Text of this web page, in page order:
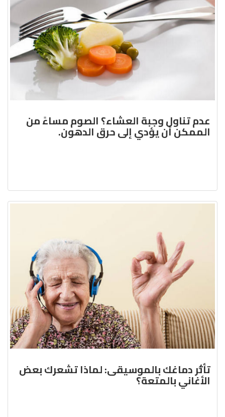
عدم تناول وجبة العشاء؟ الصوم مساءً من
الممكن أن يؤدي إلى حرق الدهون.
تأثُّر دماغك بالموسيقى: لماذا تشعرك بعض
الأغاني بالمتعة؟